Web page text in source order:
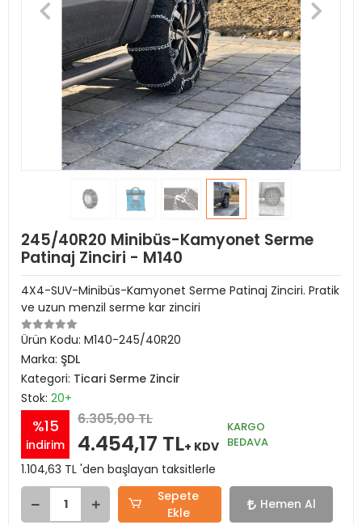
245/40R20 Minibüs-Kamyonet Serme
Patinaj Zinciri - M140
4X4-SUV-Minibüs-Kamyonet Serme Patinaj Zinciri. Pratik
ve uzun menzil serme kar zinciri
Ürün Kodu: M140-245/40R20
Marka: ŞDL
Kategori: Ticari Serme Zincir
Stok: 20+
%15
indirim
6.305,00 TL
4.454,17 TL+ KDV
KARGO
BEDAVA
1.104,63 TL 'den başlayan taksitlerle
Sepete
Ekle
Hemen Al